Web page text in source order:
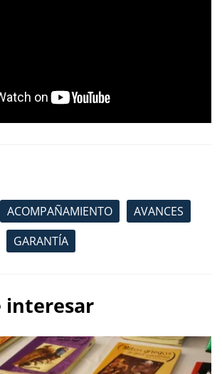
ACOMPAÑAMIENTO
AVANCES
GARANTÍA
interesar